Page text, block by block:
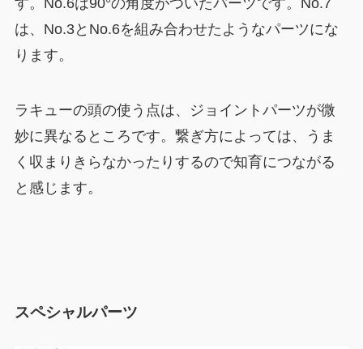
す。No.6は90°の角度がついたパーツです。No.7
は、No.3とNo.6を組み合わせたようなパーツにな
ります。
ラキューの頭の使う点は、ジョイントパーツが微
妙に異なるところです。繋ぎ方によっては、うま
く収まりきらなかったりするので知育につながる
と感じます。
スペシャルパーツ